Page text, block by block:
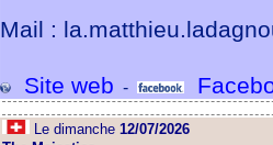
Mail :
Site web -
Le dimanche 12/07/2026